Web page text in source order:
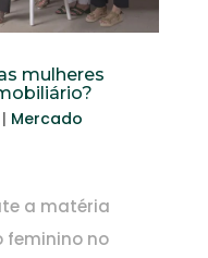
mulheres
| Mercado
a matéria
no